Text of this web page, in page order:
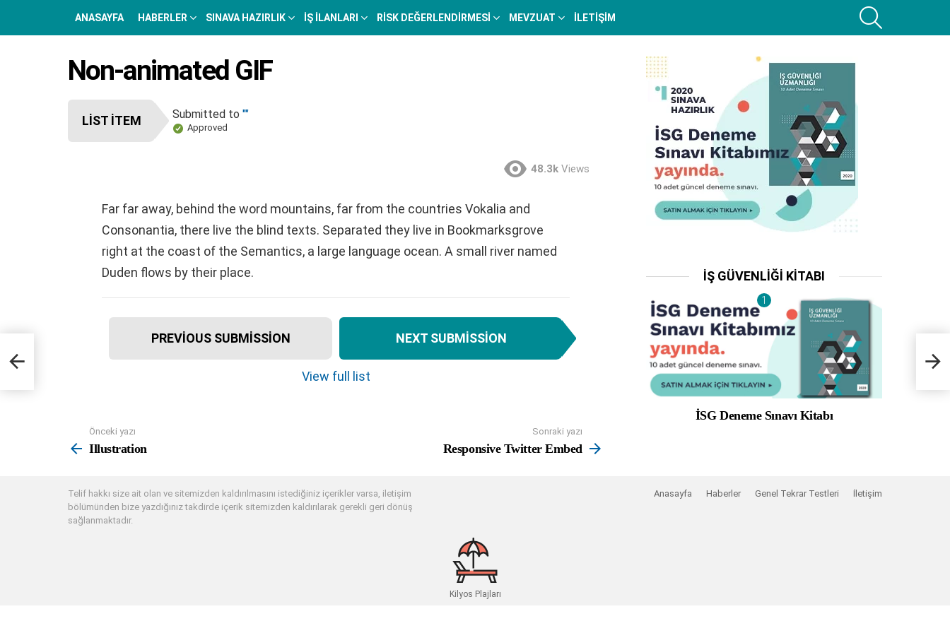
ANASAYFA HABERLER SINAVA HAZIRLIK İŞ İLANLARI RISK DEĞERLENDIRMESI MEVZUAT İLETIŞIM
Non-animated GIF
LIST ITEM Submitted to ""
Approved
48.3k Views
Far far away, behind the word mountains, far from the countries Vokalia and
Consonantia, there live the blind texts. Separated they live in Bookmarksgrove
right at the coast of the Semantics, a large language ocean. A small river named
Duden flows by their place.
v
a
t
PREVIOUS SUBMISSION NEXT SUBMISSION
View full list
more
Önceki yazı
Illustration
Sonraki yazı
Responsive Twitter Embed
İŞ GÜVENLIĞI KITABI
İSG Deneme Sınavı Kitabı
Telif hakkı size ait olan ve sitemizden kaldırılmasını istediğiniz içerikler varsa, iletişim
bölümünden bize yazdığınız takdirde içerik sitemizden kaldırılarak gerekli geri dönüş
sağlanmaktadır.
Anasayfa Haberler Genel Tekrar Testleri İletişim
Kilyos Plajları